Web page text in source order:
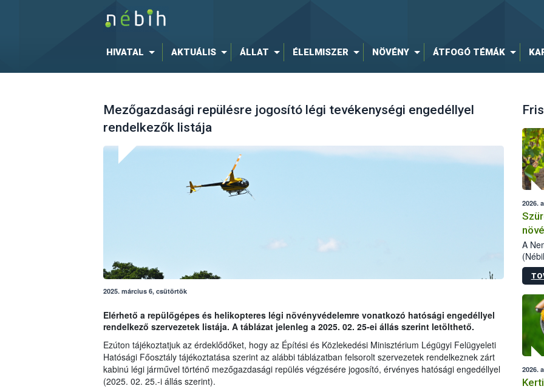
HIVATAL AKTUÁLIS ÁLLAT ÉLELMISZER NÖVÉNY ÁTFOGÓ TÉMÁK
Mezőgazdasági repülésre jogosító légi tevékenységi engedéllyel
rendelkezők listája
2025. március 6, csütörtök
Elérhető a repülőgépes és helikopteres légi növényvédelemre vonatkozó hatósági engedéllyel
rendelkező szervezetek listája. A táblázat jelenleg a 2025. 02. 25-ei állás szerint letölthető.
Ezúton tájékoztatjuk az érdeklődőket, hogy az Építési és Közlekedési Minisztérium Légügyi Felügyeleti
Hatósági Főosztály tájékoztatása szerint az alábbi táblázatban felsorolt szervezetek rendelkeznek zárt
kabinú légi járművel történő mezőgazdasági repülés végzésére jogosító, érvényes hatósági engedéllyel
(2025. 02. 25.-i állás szerint).
2026.
A
Az
2026.